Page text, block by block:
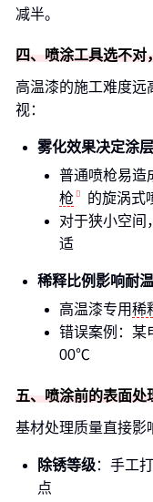
减半。
四、喷涂工具选不对
高温漆的施工难度远
视：
雾化效果决定涂
普通喷枪易造
枪
的旋涡式
对于狭小空间，
适
稀释比例影响耐
高温漆专用稀
错误案例：某
00℃
五、喷涂前的表面处
基材处理质量直接影
除锈等级：手工
点